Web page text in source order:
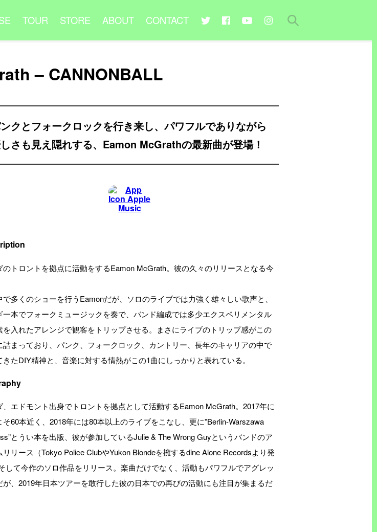
TOUR STORE ABOUT CONTACT
– CANNONBALL
クとフォークロックを行き来し、パワフルでありながら
さも見え隠れする、Eamon McGrathの最新曲が登場！
のトロントを拠点に活動をするEamon McGrath。彼の久々のリリースとなる今
で多くのショーを行うEamonだが、ソロのライブでは力強く雄々しい歌声と、
一本でフォークミュージックを奏で、バンド編成では多少エクスペリメンタル
を入れたアレンジで観客をトリップさせる。まさにライブのトリップ感がこの
詰まっており、パンク、フォークロック、カントリー、長年のキャリアの中で
きたDIY精神と、音楽に対する情熱がこの1曲にしっかりと表れている。
、エドモント出身でトロントを拠点として活動するEamon McGrath。2017年に
そ60本近く、2018年には80本以上のライブをこなし、更に”Berlin-Warszawa
とうい本を出版、彼が参加しているJulie & The Wrong Guyというバンドのア
リリース（Tokyo Police ClubやYukon Blondeを擁するdine Alone Recordsより発
して今作のソロ作品をリリース。楽曲だけでなく、活動もパワフルでアグレッ
が、2019年日本ツアーを敢行した彼の日本での再びの活動にも注目が集まるだ